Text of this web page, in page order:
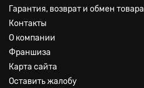
Гарантия, возврат и обмен товара
Контакты
О компании
Франшиза
Карта сайта
Оставить жалобу